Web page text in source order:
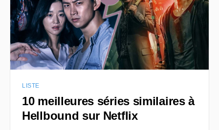
LISTE
10 meilleures séries similaires à
Hellbound sur Netflix